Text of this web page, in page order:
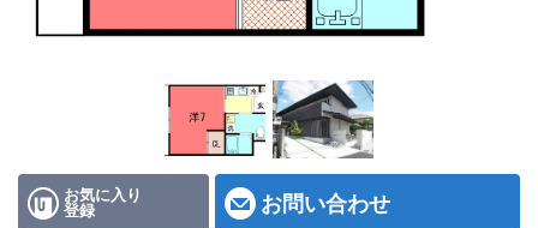
ハウスメーカー施工特集！
IT重説について
お気に入り
登録 お問い合わせ